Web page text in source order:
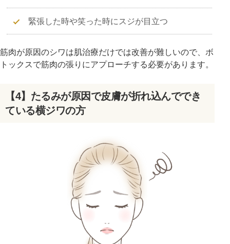
緊張した時や笑った時にスジが目立つ
筋肉が原因のシワは肌治療だけでは改善が難しいので、ボ
トックスで筋肉の張りにアプローチする必要があります。
【4】たるみが原因で皮膚が折れ込んででき
ている横ジワの方